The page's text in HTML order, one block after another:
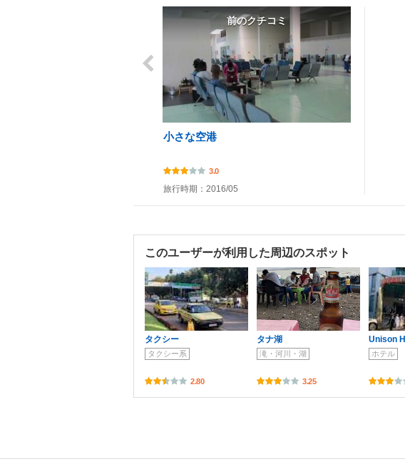
前のクチコミ
小さな空港
3.0
旅行時期：2016/05
このユーザーが利用した周辺のスポット
タクシー
タクシー系
2.80
タナ湖
滝・河川・湖
3.25
Unison
ホテル